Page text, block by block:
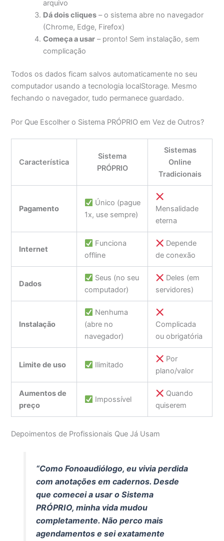
arquivo
Dá dois cliques – o sistema abre no navegador
(Chrome, Edge, Firefox)
Começa a usar – pronto! Sem instalação, sem
complicação
Todos os dados ficam salvos automaticamente no seu
computador usando a tecnologia localStorage. Mesmo
fechando o navegador, tudo permanece guardado.
Por Que Escolher o Sistema PRÓPRIO em Vez de Outros?
Característica
Sistema
PRÓPRIO
Sistemas
Online
Tradicionais
Pagamento
Único (pague
1x, use sempre)
Mensalidade
eterna
Internet
Funciona
offline
Depende
de conexão
Dados
Seus (no seu
computador)
Deles (em
servidores)
Instalação
Nenhuma
(abre no
navegador)
Complicada
ou obrigatória
Limite de uso Ilimitado
Por
plano/valor
Aumentos de
preço
Impossível
Quando
quiserem
Depoimentos de Profissionais Que Já Usam
“Como Fonoaudiólogo, eu vivia perdida
com anotações em cadernos. Desde
que comecei a usar o Sistema
PRÓPRIO, minha vida mudou
completamente. Não perco mais
agendamentos e sei exatamente